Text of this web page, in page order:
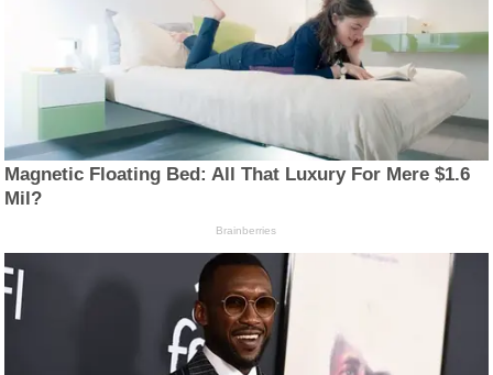
Magnetic Floating Bed: All That Luxury For Mere $1.6
Mil?
Brainberries